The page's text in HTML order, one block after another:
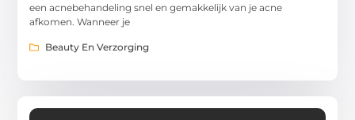
een acnebehandeling snel en gemakkelijk van je acne
afkomen. Wanneer je
Beauty En Verzorging